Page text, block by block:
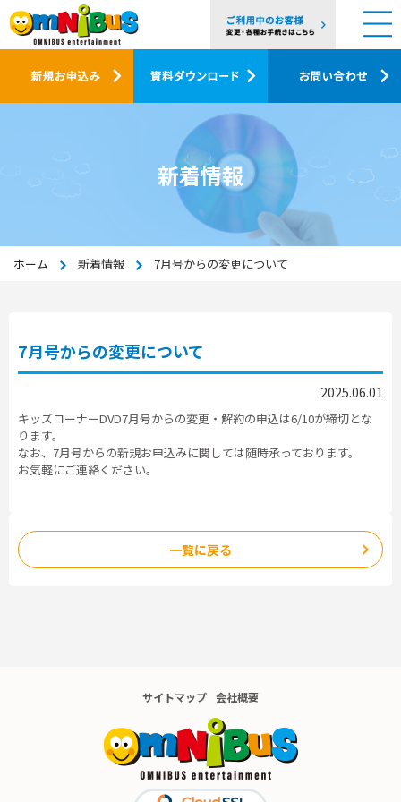
新着情報
ホーム 新着情報 7月号からの変更について
7月号からの変更について
2025.06.01
キッズコーナーDVD7月号からの変更・解約の申込は6/10が締切とな
ります。
なお、7月号からの新規お申込みに関しては随時承っております。
お気軽にご連絡ください。
一覧に戻る
サイトマップ 会社概要